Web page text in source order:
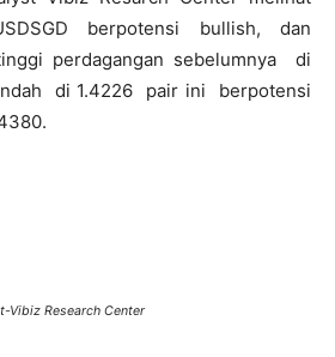
berpotensi bullish, dan
perdagangan sebelumnya di
di 1.4226 pair ini berpotensi
Vibiz Research Center